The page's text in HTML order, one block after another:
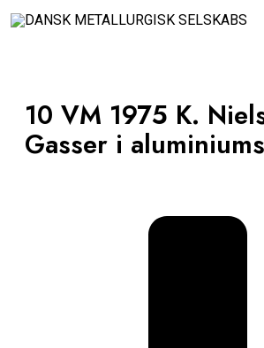
10 VM 1975 K.
Gasser i